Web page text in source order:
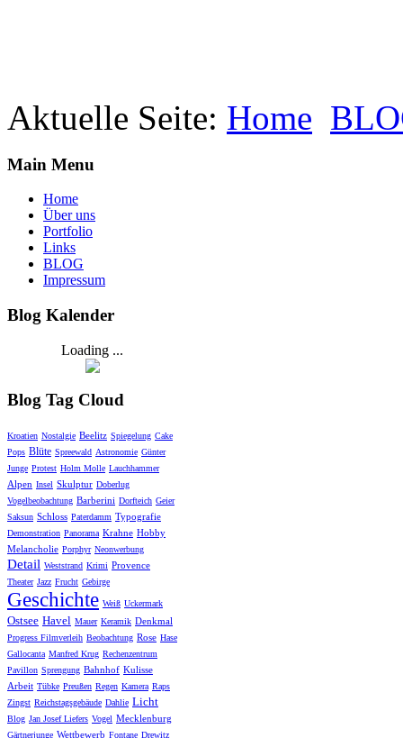
Aktuelle Seite: Home
Main Menu
Home
Über uns
Portfolio
Links
BLOG
Impressum
Blog Kalender
Loading ...
Blog Tag Cloud
Kroatien Nostalgie Beelitz Spiegelung Cake
Pops Blüte Spreewald Astronomie Günter
Junge Protest Holm Molle Lauchhammer
Alpen Insel Skulptur Doberlug
Vogelbeobachtung Barberini Dorfteich Geier
Saksun Schloss Paterdamm Typografie
Demonstration Panorama Krahne Hobby
Melancholie Porphyr Neonwerbung
Detail Weststrand Krimi Provence
Theater Jazz Frucht Gebirge
Geschichte Weiß Uckermark
Ostsee Havel Mauer Keramik Denkmal
Progress Filmverleih Beobachtung Rose Hase
Gallocanta Manfred Krug Rechenzentrum
Pavillon Sprengung Bahnhof Kulisse
Arbeit Tübke Preußen Regen Kamera Raps
Zingst Reichstagsgebäude Dahlie Licht
Blog Jan Josef Liefers Vogel Mecklenburg
Gärtnerjunge Wettbewerb Fontane Drewitz